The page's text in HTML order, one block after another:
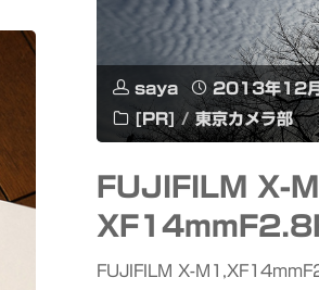
saya
2013年12
[PR] / 東京カメラ部
FUJIFILM X-
FUJIFILM X-